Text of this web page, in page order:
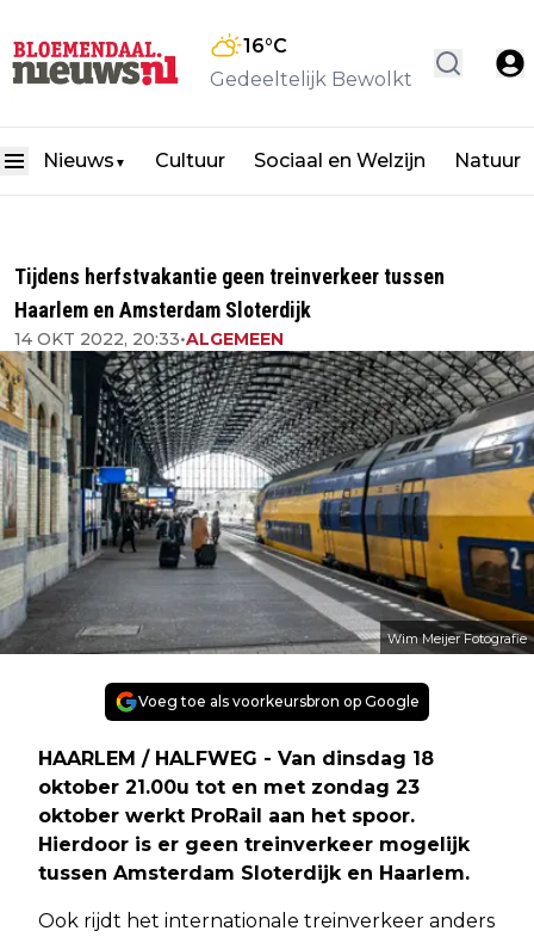
16°C
Gedeeltelijk Bewolkt
Nieuws ▼ Cultuur Sociaal en Welzijn Natuur
Tijdens herfstvakantie geen treinverkeer tussen
Haarlem en Amsterdam Sloterdijk
14 OKT 2022, 20:33•ALGEMEEN
Wim Meijer Fotografie
Voeg toe als voorkeursbron op Google
HAARLEM / HALFWEG - Van dinsdag 18
oktober 21.00u tot en met zondag 23
oktober werkt ProRail aan het spoor.
Hierdoor is er geen treinverkeer mogelijk
tussen Amsterdam Sloterdijk en Haarlem.
Ook rijdt het internationale treinverkeer anders